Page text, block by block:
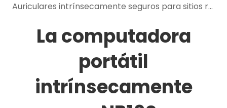
Auriculares intrínsecamente seguros para sitios ruidosos y peligrosos: beneficios de comunicación y seguridad
La computadora
portátil
intrínsecamente